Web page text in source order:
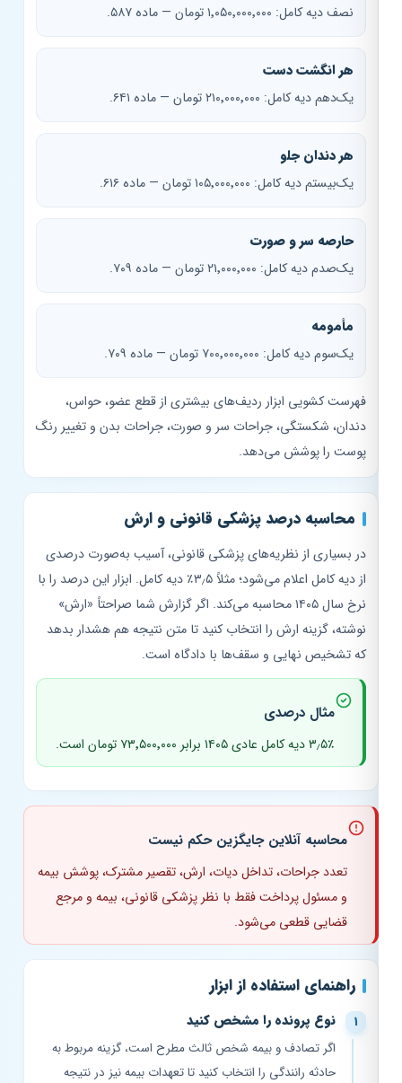
نصف دیه کامل: ۱٬۰۵۰٬۰۰۰٬۰۰۰ تومان — ماده ۵۸۷.
هر انگشت دست
یک‌دهم دیه کامل: ۲۱۰٬۰۰۰٬۰۰۰ تومان — ماده ۶۴۱.
هر دندان جلو
یک‌بیستم دیه کامل: ۱۰۵٬۰۰۰٬۰۰۰ تومان — ماده ۶۱۶.
حارصه سر و صورت
یک‌صدم دیه کامل: ۲۱٬۰۰۰٬۰۰۰ تومان — ماده ۷۰۹.
مأمومه
یک‌سوم دیه کامل: ۷۰۰٬۰۰۰٬۰۰۰ تومان — ماده ۷۰۹.
فهرست کشویی ابزار ردیف‌های بیشتری از قطع عضو، حواس،
دندان، شکستگی، جراحات سر و صورت، جراحات بدن و تغییر رنگ
پوست را پوشش می‌دهد.
محاسبه درصد پزشکی قانونی و ارش
در بسیاری از نظریه‌های پزشکی قانونی، آسیب به‌صورت درصدی
از دیه کامل اعلام می‌شود؛ مثلاً ۳٫۵٪ دیه کامل. ابزار این درصد را با
نرخ سال ۱۴۰۵ محاسبه می‌کند. اگر گزارش شما صراحتاً «ارش»
نوشته، گزینه ارش را انتخاب کنید تا متن نتیجه هم هشدار بدهد
که تشخیص نهایی و سقف‌ها با دادگاه است.
مثال درصدی
۳٫۵٪ دیه کامل عادی ۱۴۰۵ برابر ۷۳٬۵۰۰٬۰۰۰ تومان است.
محاسبه آنلاین جایگزین حکم نیست
تعدد جراحات، تداخل دیات، ارش، تقصیر مشترک، پوشش بیمه
و مسئول پرداخت فقط با نظر پزشکی قانونی، بیمه و مرجع
قضایی قطعی می‌شود.
راهنمای استفاده از ابزار
نوع پرونده را مشخص کنید
اگر تصادف و بیمه شخص ثالث مطرح است، گزینه مربوط به
حادثه رانندگی را انتخاب کنید تا تعهدات بیمه نیز در نتیجه